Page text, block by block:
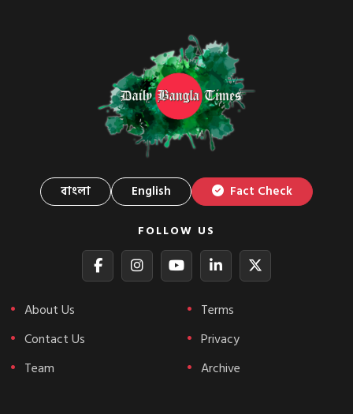
বাংলা English Fact Check
FOLLOW US
About Us
Contact Us
Team
Terms
Privacy
Archive